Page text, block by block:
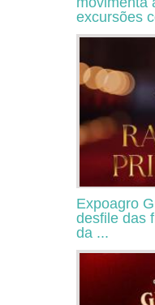
excursões
Expoagro
desfile das
da ...